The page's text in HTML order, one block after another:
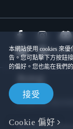
本網站使用 cookies 來
告。您可點擊下方按鈕
的偏好。您也能在我們的
接受
Cookie 偏好
宏達國際電子股份有
隱私聯絡:Global-